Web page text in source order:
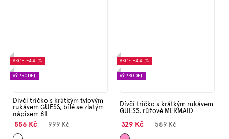
AKCE –44 %
VÝPRODEJ
Dívčí tričko s krátkým tylovým
rukávem GUESS, bílé se zlatým
nápisem 81
556 Kč 999 Kč
Bílá
AKCE –44 %
VÝPRODEJ
Dívčí tričko s krátkým rukávem
GUESS, růžové MERMAID
329 Kč 589 Kč
Růžová